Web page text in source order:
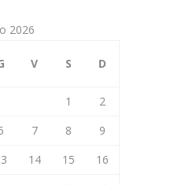
2026
V S D
1
2
7 8
9
14 15
16